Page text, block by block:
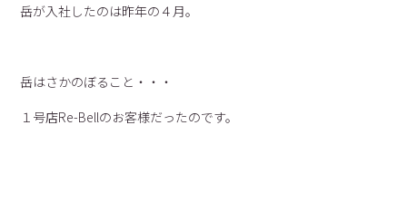
岳が入社したのは昨年の４月。
岳はさかのぼること・・・
１号店Re-Bellのお客様だったのです。